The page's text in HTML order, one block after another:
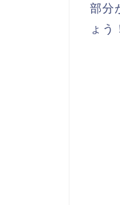
部分
ょう